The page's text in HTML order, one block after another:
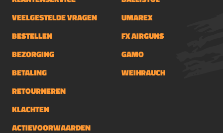
VEELGESTELDE VRAGEN
BESTELLEN
BEZORGING
BETALING
RETOURNEREN
KLACHTEN
ACTIEVOORWAARDEN
UMAREX
FX AIRGUNS
GAMO
WEIHRAUCH